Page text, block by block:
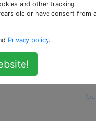
aufgerufen wird
();
and other tracking
old or have consent from a
Privacy policy.